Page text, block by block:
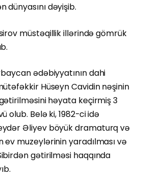
dünyasını dəyişib.
müstəqillik illərində gömrük
ədəbiyyatının dahi
Hüseyn Cavidin nəşinin
həyata keçirmiş 3
olub. Belə ki, 1982-ci idə
Əliyev böyük dramaturq və
ev muzeylərinin yaradılması və
gətirilməsi haqqında